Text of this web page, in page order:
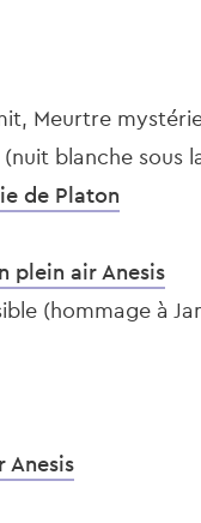
Meurtre
blanche sous
de Platon
plein air Anesis
(hommage à
Anesis